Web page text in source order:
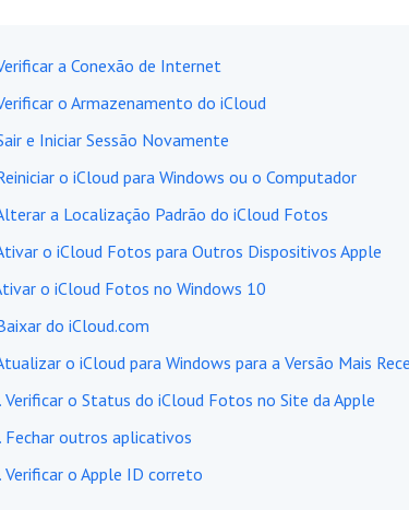
a Conexão de Internet
o Armazenamento do iCloud
e Iniciar Sessão Novamente
o iCloud para Windows ou o Computador
a Localização Padrão do iCloud Fotos
o iCloud Fotos para Outros Dispositivos Apple
o iCloud Fotos no Windows 10
do iCloud.com
o iCloud para Windows para a Versão Mais
Verificar o Status do iCloud Fotos no Site da Apple
Fechar outros aplicativos
Verificar o Apple ID correto